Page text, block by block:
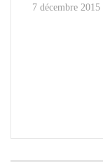
7 décembre 2015